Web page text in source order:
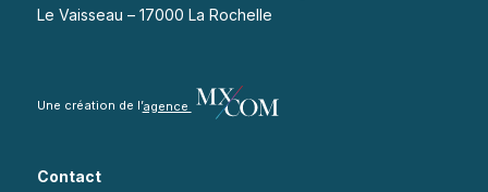
Le Vaisseau – 17000 La Rochelle
Une création de l’agence
Contact